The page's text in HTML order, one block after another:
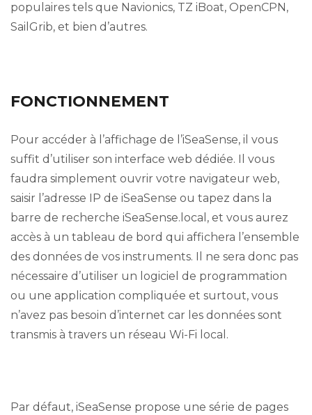
populaires tels que Navionics, TZ iBoat, OpenCPN,
SailGrib, et bien d’autres.
FONCTIONNEMENT
Pour accéder à l’affichage de l’iSeaSense, il vous
suffit d’utiliser son interface web dédiée. Il vous
faudra simplement ouvrir votre navigateur web,
saisir l’adresse IP de iSeaSense ou tapez dans la
barre de recherche iSeaSense.local, et vous aurez
accès à un tableau de bord qui affichera l’ensemble
des données de vos instruments. Il ne sera donc pas
nécessaire d’utiliser un logiciel de programmation
ou une application compliquée et surtout, vous
n’avez pas besoin d’internet car les données sont
transmis à travers un réseau Wi-Fi local.
Par défaut, iSeaSense propose une série de pages